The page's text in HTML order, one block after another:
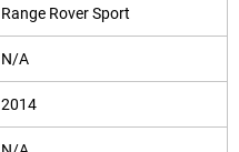
Range Rover Sport
N/A
2014